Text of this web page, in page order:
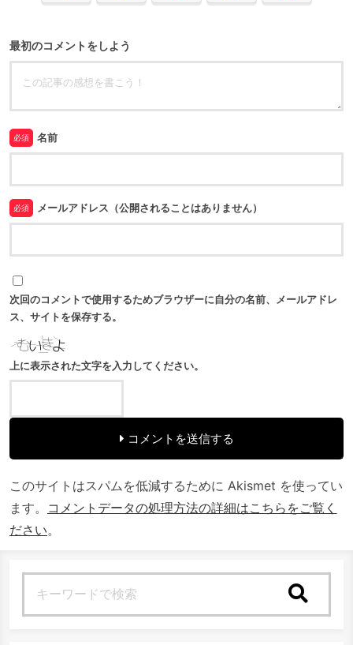
最初のコメントをしよう
必須 名前
必須 メールアドレス（公開されることはありません）
次回のコメントで使用するためブラウザーに自分の名前、メールアドレ
ス、サイトを保存する。
上に表示された文字を入力してください。
コメントを送信する
このサイトはスパムを低減するために Akismet を使ってい
ます。
コメントデータの処理方法の詳細はこちらをご覧く
ださい。